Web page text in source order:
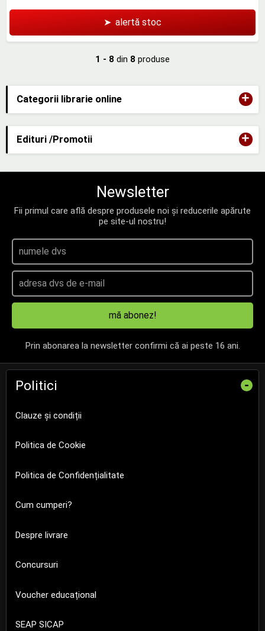
Categorii librarie online +
Edituri /Promotii +
➤ alertă stoc
1 - 8 din 8 produse
Newsletter
Fii primul care află despre produsele noi și reducerile apărute
pe site-ul nostru!
mă abonez!
Prin abonarea la newsletter confirmi că ai peste 16 ani.
Politici -
Clauze și condiții
Politica de Cookie
Politica de Confidențialitate
Cum cumperi?
Despre livrare
Concursuri
Voucher educațional
SEAP SICAP